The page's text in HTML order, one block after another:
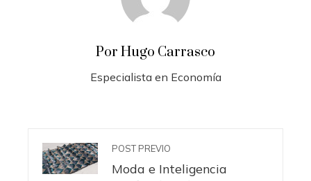
Por Hugo Carrasco
Especialista en Economía
POST PREVIO
Moda e Inteligencia